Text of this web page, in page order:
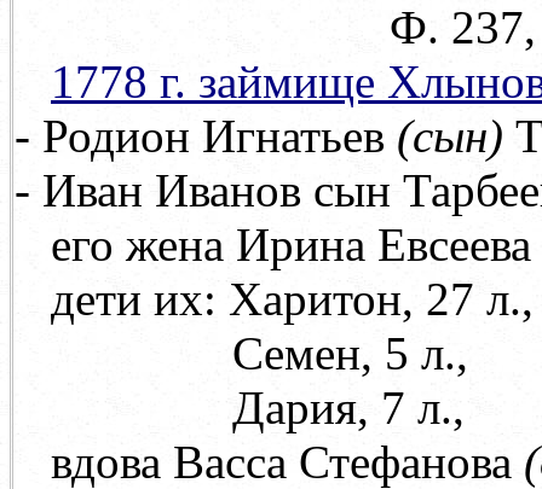
Ф. 237, оп. 71,
1778 г. займище
- Родион Игнатьев (сын)
- Иван Иванов сын
его жена Ирина Евсеева
дети их: Харитон, 27 л.,
Семен, 5 л.,
Дария, 7 л.,
вдова Васса Стефанова